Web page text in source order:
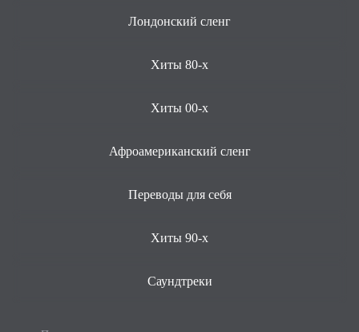
Лондонский сленг
Хиты 80-х
Хиты 00-х
Афроамериканский сленг
Переводы для себя
Хиты 90-х
Саундтреки